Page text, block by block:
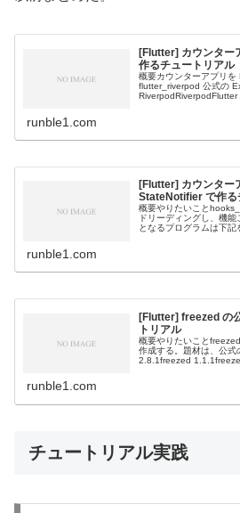
[Flutter] カウンター
作るチュートリアル
概要カウンターアプリ
flutter_riverpod 公式の
RiverpodRiverpodFlutter
runble1.com
[Flutter] カウンタ
StateNotifier で作る
概要やりたいこと
ドリーディングし、機
となるプログラムは下記
runble1.com
[Flutter] freezed の
トリアル
概要やりたいこと
作成する。題材は、公
2.8.1freezed
runble1.com
チュートリアル実践